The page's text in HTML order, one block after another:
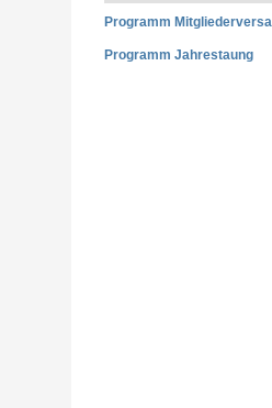
Programm
Programm Jahrestaung